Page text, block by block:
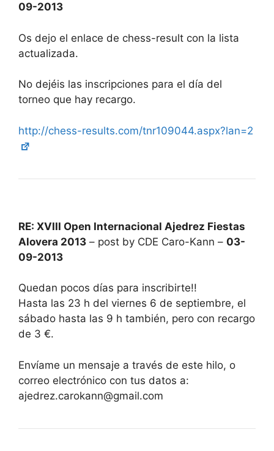
09-2013
Os dejo el enlace de chess-result con la lista
actualizada.
No dejéis las inscripciones para el día del
torneo que hay recargo.
http://chess-results.com/tnr109044.aspx?lan=2
RE: XVIII Open Internacional Ajedrez Fiestas
Alovera 2013 – post by CDE Caro-Kann – 03-
09-2013
Quedan pocos días para inscribirte!!
Hasta las 23 h del viernes 6 de septiembre, el
sábado hasta las 9 h también, pero con recargo
de 3 €.
Envíame un mensaje a través de este hilo, o
correo electrónico con tus datos a:
ajedrez.carokann@gmail.com